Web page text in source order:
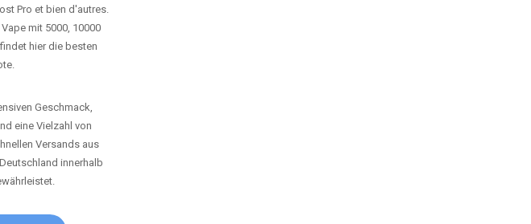
Pro et bien d'autres.
mit 5000, 10000
hier die besten
Geschmack,
eine Vielzahl von
Versands aus
innerhalb